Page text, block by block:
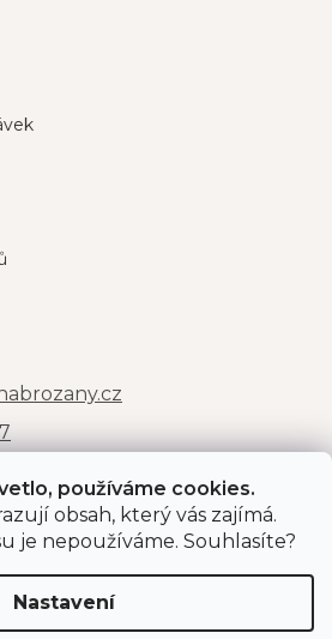
používáme cookies.
obsah, který vás zajímá.
je nepoužíváme. Souhlasíte?
Nastavení